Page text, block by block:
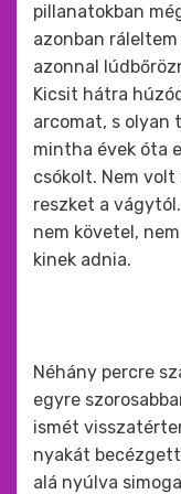
pillanatokban
azonban
azonnal
Kicsit hátra
arcomat, s olyan
mintha évek óta
csókolt. Nem
reszket a
nem követel,
kinek adnia.
Néhány percre
egyre
ismét
nyakát
alá nyúlva